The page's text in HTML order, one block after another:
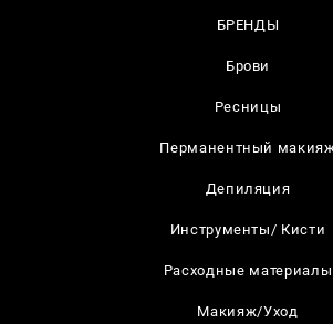
БРЕНДЫ
Брови
Ресницы
Перманентный
Депиляция
Инструменты/ Кисти
Расходные материалы
Макияж/Уход